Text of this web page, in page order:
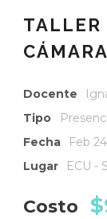
TALLER
CÁMARA
Docente
Tipo
Fecha
Feb
Lugar
ECU -
Costo